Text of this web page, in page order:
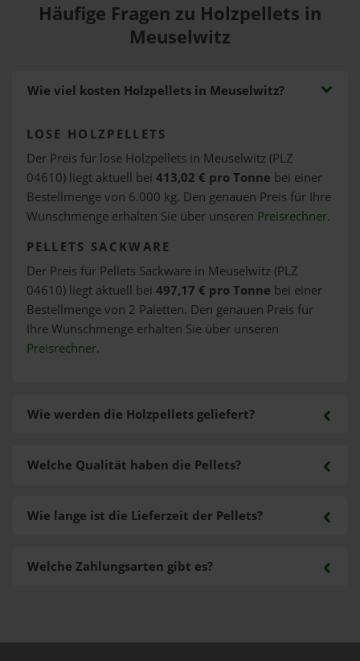
Häufige Fragen zu Holzpellets in
Meuselwitz
Wie viel kosten Holzpellets in Meuselwitz?
LOSE HOLZPELLETS
Der Preis für lose Holzpellets in Meuselwitz (PLZ
04610) liegt aktuell bei 413,02 € pro Tonne bei einer
Bestellmenge von 6.000 kg. Den genauen Preis für Ihre
Wunschmenge erhalten Sie über unseren Preisrechner.
PELLETS SACKWARE
Der Preis für Pellets Sackware in Meuselwitz (PLZ
04610) liegt aktuell bei 497,17 € pro Tonne bei einer
Bestellmenge von 2 Paletten. Den genauen Preis für
Ihre Wunschmenge erhalten Sie über unseren
Preisrechner.
Wie werden die Holzpellets geliefert?
Welche Zahlungsarten gibt es?
Welche Qualität haben die Pellets?
Wie lange ist die Lieferzeit der Pellets?